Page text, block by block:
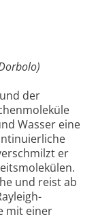
der
Wasser eine
er
und reist ab
mit einer